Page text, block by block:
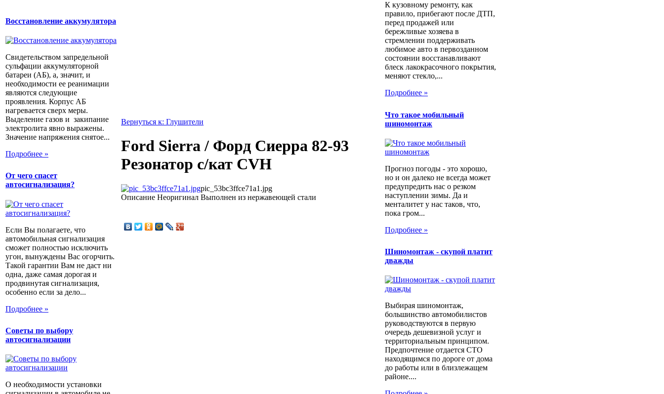
Восстановление аккумулятора
Свидетельством запредельной
сульфации аккумуляторной
батареи (АБ), а, значит, и
необходимости ее реанимации
являются следующие
проявления. Корпус АБ
нагревается сверх меры.
Выделение газов и закипание
электролита явно выражены.
Значение напряжения снятое...
Подробнее »
От чего спасет
автосигнализация?
Если Вы полагаете, что
автомобильная сигнализация
сможет полностью исключить
угон, вынуждены Вас огорчить.
Такой гарантии Вам не даст ни
одна, даже самая дорогая и
продвинутая сигнализация,
особенно если за дело...
Подробнее »
Советы по выбору
автосигнализации
О необходимости установки
Вернуться к: Глушители
Ford Sierra / Форд Сиерра 82-93
Резонатор c/кат CVH
pic_53bc3ffce71a1.jpg
Описание Неоригинал Выполнен из нержавеющей стали
К кузовному ремонту, как
правило, прибегают после ДТП,
перед продажей или
бережливые хозяева в
стремлении поддерживать
любимое авто в первозданном
состоянии восстанавливают
блеск лакокрасочного покрытия,
меняют стекло,...
Подробнее »
Что такое мобильный
шиномонтаж
Прогноз погоды - это хорошо,
но и он далеко не всегда может
предупредить нас о резком
наступлении зимы. Да и
менталитет у нас таков, что,
пока гром...
Подробнее »
Шиномонтаж - скупой платит
дважды
Выбирая шиномонтаж,
большинство автомобилистов
руководствуются в первую
очередь дешевизной услуг и
территориальным принципом.
Предпочтение отдается СТО
находящимся по дороге от дома
до работы или в близлежащем
районе....